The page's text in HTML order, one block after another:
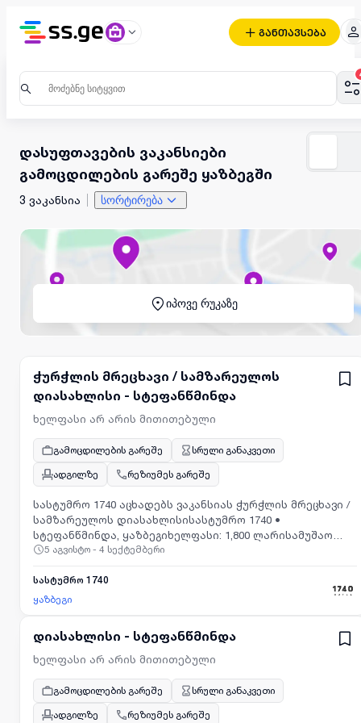
განთავსება
დასუფთავების ვაკანსიები
გამოცდილების გარეშე ყაზბეგში
3 ვაკანსია სორტირება
იპოვე რუკაზე
ჭურჭლის მრეცხავი / სამზარეულოს
დიასახლისი - სტეფანწმინდა
ხელფასი არ არის მითითებული
გამოცდილების გარეშე
სრული განაკვეთი
ადგილზე
რეზიუმეს გარეშე
სასტუმრო 1740 აცხადებს ვაკანსიას ჭურჭლის მრეცხავი /
სამზარეულოს დიასახლისისასტუმრო 1740 •
სტეფანწმინდა, ყაზბეგიხელფასი: 1,800 ლარისამუშაო
გრაფიკი: 09:00 – 15:00; 18:00 – 23:00.მოვალეობები:•
მოწესრიგება• სამუშაო სივრცის სისუფთავის დაცვაჩვენ
გთავაზობთ• საცხოვრებლით უზრუნველყოფა•
ჩვენი გუნდის წევრად!
5 აგვისტო - 4 სექტემბერი
სასტუმრო 1740
ყაზბეგი
დიასახლისი - სტეფანწმინდა
ხელფასი არ არის მითითებული
გამოცდილების გარეშე
სრული განაკვეთი
ადგილზე
რეზიუმეს გარეშე